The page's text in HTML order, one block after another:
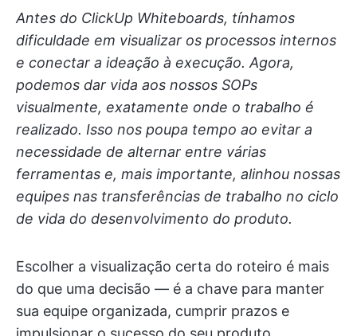
Antes do ClickUp Whiteboards, tínhamos
dificuldade em visualizar os processos internos
e conectar a ideação à execução. Agora,
podemos dar vida aos nossos SOPs
visualmente, exatamente onde o trabalho é
realizado. Isso nos poupa tempo ao evitar a
necessidade de alternar entre várias
ferramentas e, mais importante, alinhou nossas
equipes nas transferências de trabalho no ciclo
de vida do desenvolvimento do produto.
Escolher a visualização certa do roteiro é mais
do que uma decisão — é a chave para manter
sua equipe organizada, cumprir prazos e